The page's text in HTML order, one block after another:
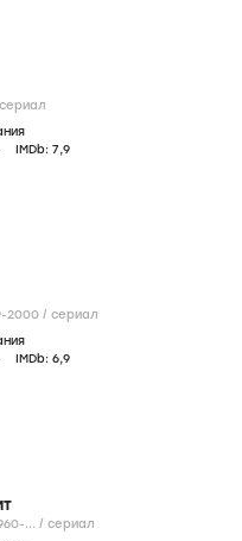
сериал
IMDb: 7,9
2000 / сериал
IMDb: 6,9
... / сериал